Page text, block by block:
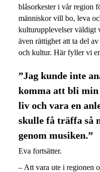
blåsorkester i vår region
människor vill bo, leva
kulturupplevelser väldigt
även rättighet att ta del
och kultur. Här fyller vi
”Jag kunde inte
komma att bli
liv och vara en
skulle få träffa så
genom musiken.”
Eva fortsätter.
– Att vara ute i regionen